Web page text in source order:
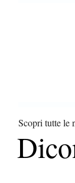
Scopri tutte le